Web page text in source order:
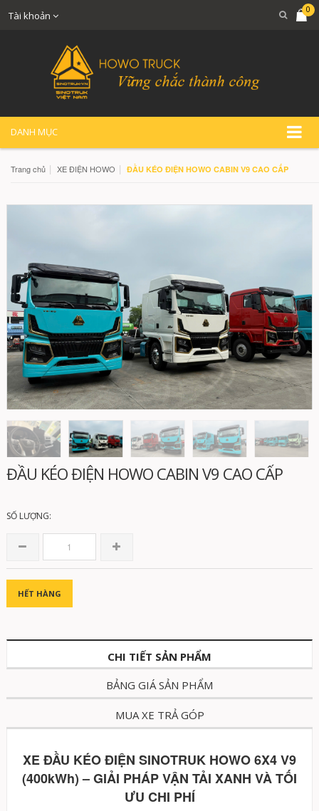
Tài khoản
0
DANH MỤC
Trang chủ | XE ĐIỆN HOWO | ĐẦU KÉO ĐIỆN HOWO CABIN V9 CAO CẤP
Di chuột vào ảnh để xem chi tiết
ĐẦU KÉO ĐIỆN HOWO CABIN V9 CAO CẤP
SỐ LƯỢNG:
HẾT HÀNG
CHI TIẾT SẢN PHẨM
BẢNG GIÁ SẢN PHẨM
MUA XE TRẢ GÓP
XE ĐẦU KÉO ĐIỆN SINOTRUK HOWO 6X4 V9
(400kWh) – GIẢI PHÁP VẬN TẢI XANH VÀ TỐI
ƯU CHI PHÍ